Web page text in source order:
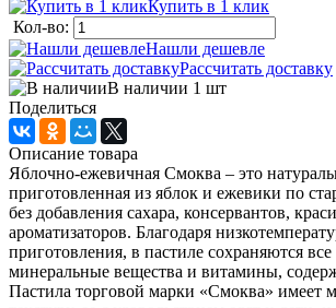
Купить в 1 клик
Кол-во:
Нашли дешевле
Рассчитать доставку
В наличии 1 шт
Поделиться
Описание товара
Яблочно-ежевичная Смоква – это
приготовленная из яблок и ежевики по
без добавления сахара, консервантов,
ароматизаторов. Благодаря
приготовления, в пастиле сохраняются
минеральные вещества и витамины,
Пастила торговой марки «Смоква» имеет